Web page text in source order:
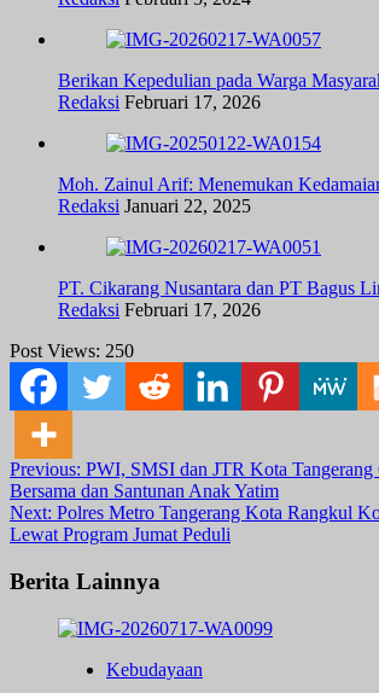
Berikan Kepedulian pada Warga
Redaksi Februari 17, 2026
Moh. Zainul Arif: Menemukan
Redaksi Januari 22, 2025
PT. Cikarang Nusantara dan PT Bagus
Redaksi Februari 17, 2026
Post Views: 250
Post
navigation
Previous: PWI, SMSI dan JTR Kota Tangerang
Bersama dan Santunan Anak Yatim
Next: Polres Metro Tangerang Kota Rangkul
Lewat Program Jumat Peduli
Berita Lainnya
Kebudayaan